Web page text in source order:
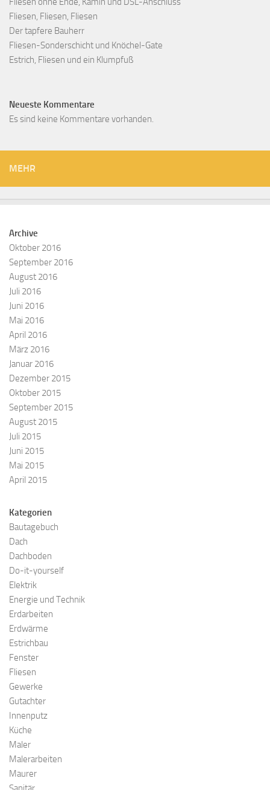
Fliesen, Fliesen, Fliesen
Der tapfere Bauherr
Fliesen-Sonderschicht und Knöchel-Gate
Estrich, Fliesen und ein Klumpfuß
Neueste Kommentare
Es sind keine Kommentare vorhanden.
MEHR
Archive
Oktober 2016
September 2016
August 2016
Juli 2016
Juni 2016
Mai 2016
April 2016
März 2016
Januar 2016
Dezember 2015
Oktober 2015
September 2015
August 2015
Juli 2015
Juni 2015
Mai 2015
April 2015
Kategorien
Bautagebuch
Dach
Dachboden
Do-it-yourself
Elektrik
Energie und Technik
Erdarbeiten
Erdwärme
Estrichbau
Fenster
Fliesen
Gewerke
Gutachter
Innenputz
Küche
Maler
Malerarbeiten
Maurer